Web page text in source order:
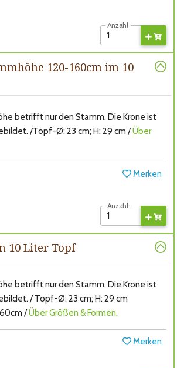
Anzahl
120-160cm im 10
betrifft nur den Stamm. Die Krone ist
/Topf-Ø: 23 cm; H: 29 cm /Über
Merken
Anzahl
10 Liter Topf
betrifft nur den Stamm. Die Krone ist
/ Topf-Ø: 23 cm; H: 29 cm
/Über Größen & Formen.
Merken